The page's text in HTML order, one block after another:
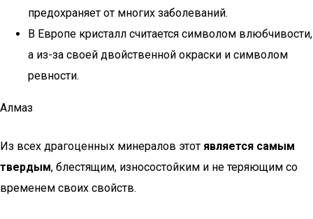
предохраняет от многих заболеваний.
В Европе кристалл считается символом влюбчивости,
а из-за своей двойственной окраски и символом
ревности.
Алмаз
Из всех драгоценных минералов этот является самым
твердым, блестящим, износостойким и не теряющим со
временем своих свойств.